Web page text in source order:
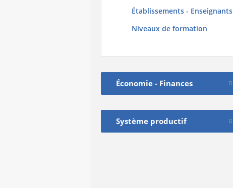
Établissements - Enseignants
Niveaux de formation
Économie - Finances
Système productif